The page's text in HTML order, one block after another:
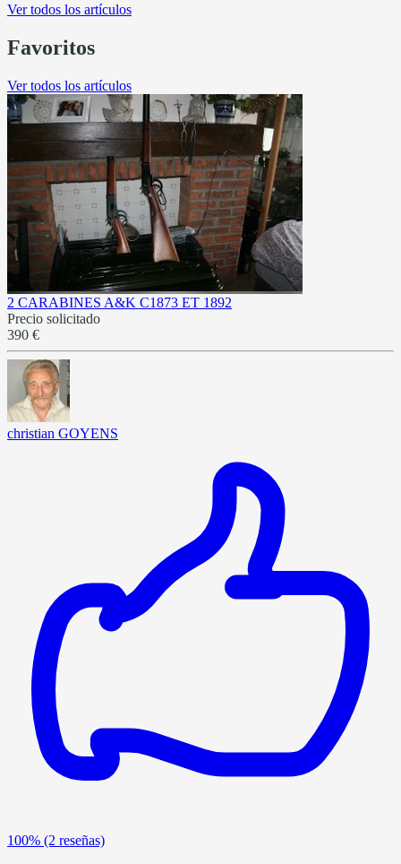
Ver todos los artículos
Favoritos
Ver todos los artículos
2 CARABINES A&K C1873 ET 1892
Precio solicitado
390 €
christian GOYENS
100% (2 reseñas)